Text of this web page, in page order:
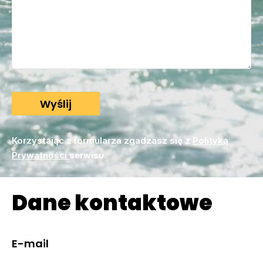
Korzystając z formularza zgadzasz się z Polityką
Prywatności serwisu.
Dane kontaktowe
E-mail